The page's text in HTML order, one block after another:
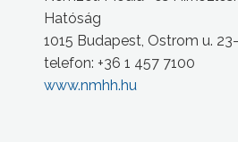
Hatóság
1015 Budapest, Ostrom u.
telefon: +36 1 457 7100
www.nmhh.hu